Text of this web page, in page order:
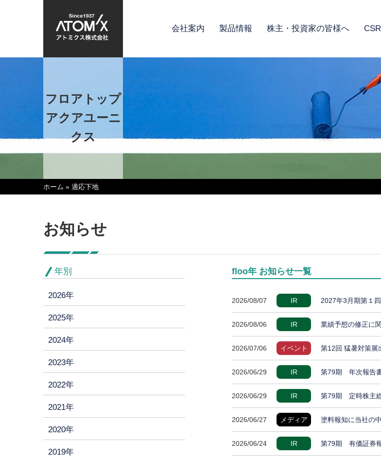
会社案内 製品情報 株主・投資家の皆様へ CSR
フロアトップ
アクアユーニ
クス
ホーム » 適応下地
お知らせ
年別
2026年
2025年
2024年
2023年
2022年
2021年
2020年
2019年
floo年 お知らせ一覧
2026/08/07 IR 2027年3月期第１
2026/08/06 IR 業績予想の修正に
2026/07/06 イベント 第12回 猛暑対策展
2026/06/29 IR 第79期 年次報告
2026/06/29 IR 第79期 定時株主
2026/06/27 メディア 塗料報知に当社の
2026/06/24 IR 第79期 有価証券